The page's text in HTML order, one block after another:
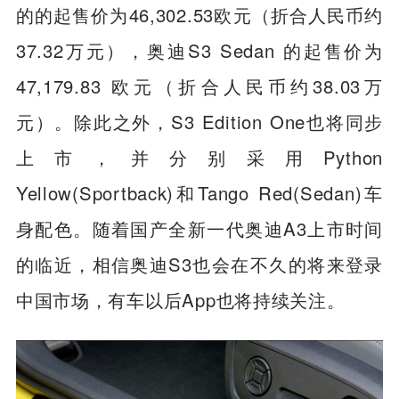
的的起售价为46,302.53欧元（折合人民币约
37.32万元），奥迪S3 Sedan 的起售价为
47,179.83 欧元（折合人民币约38.03万
元）。除此之外，S3 Edition One也将同步
上市，并分别采用Python
Yellow(Sportback)和Tango Red(Sedan)车
身配色。随着国产全新一代奥迪A3上市时间
的临近，相信奥迪S3也会在不久的将来登录
中国市场，有车以后App也将持续关注。